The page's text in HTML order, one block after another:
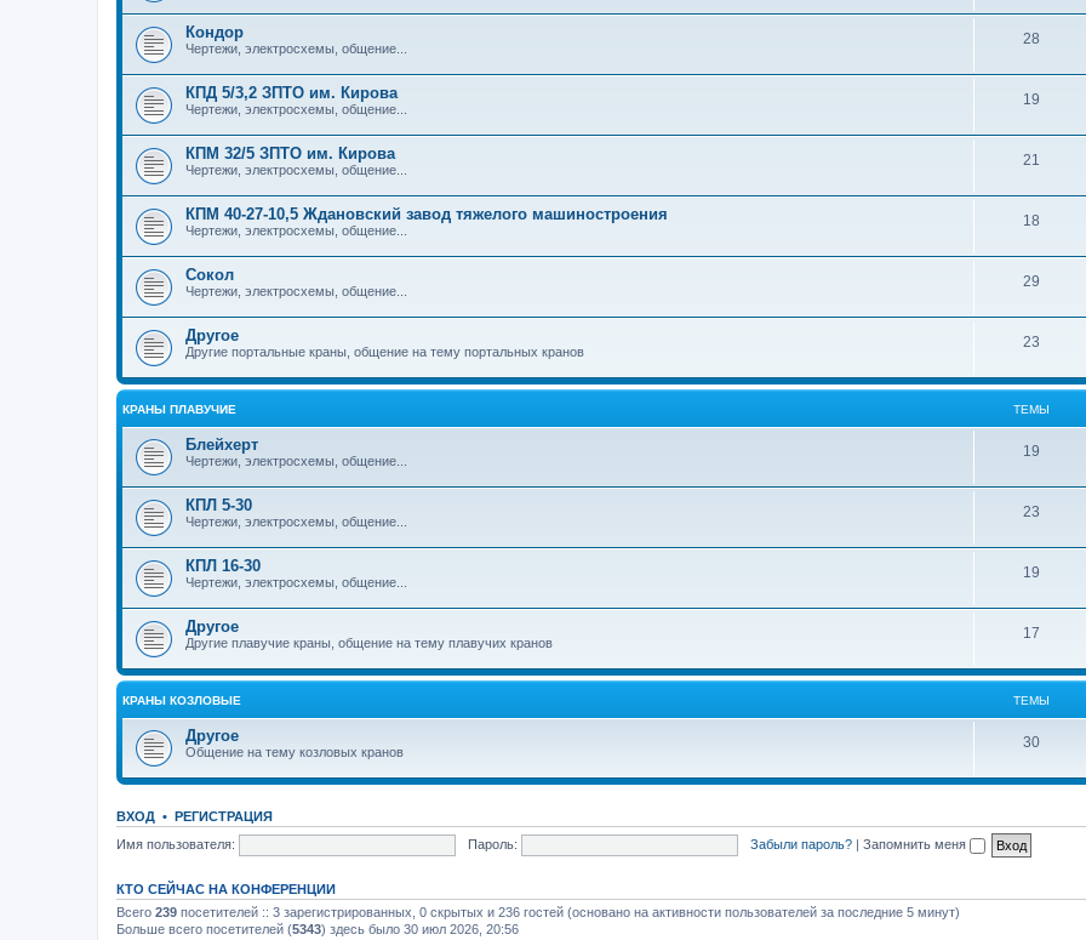
Кондор
Чертежи, электросхемы, общение...
28
КПД 5/3,2 ЗПТО им. Кирова
Чертежи, электросхемы, общение...
19
КПМ 32/5 ЗПТО им. Кирова
Чертежи, электросхемы, общение...
21
КПМ 40-27-10,5 Ждановский завод тяжелого машиностроения
Чертежи, электросхемы, общение...
18
Сокол
Чертежи, электросхемы, общение...
29
Другое
Другие портальные краны, общение на тему портальных кранов
23
КРАНЫ ПЛАВУЧИЕ ТЕМЫ
Блейхерт
Чертежи, электросхемы, общение...
19
КПЛ 5-30
Чертежи, электросхемы, общение...
23
КПЛ 16-30
Чертежи, электросхемы, общение...
19
Другое
Другие плавучие краны, общение на тему плавучих кранов
17
КРАНЫ КОЗЛОВЫЕ ТЕМЫ
Другое
Общение на тему козловых кранов
30
ВХОД • РЕГИСТРАЦИЯ
Имя пользователя:
Пароль: Забыли пароль? | Запомнить меня
КТО СЕЙЧАС НА КОНФЕРЕНЦИИ
Всего 239 посетителей :: 3 зарегистрированных, 0 скрытых и 236 гостей (основано на активности пользователей за последние 5 минут)
Больше всего посетителей (5343) здесь было 30 июл 2026, 20:56